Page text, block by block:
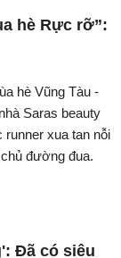
hè Rực rỡ”:
hè Vũng Tàu -
Saras beauty
xua tan nỗi
đường đua.
Đã có siêu